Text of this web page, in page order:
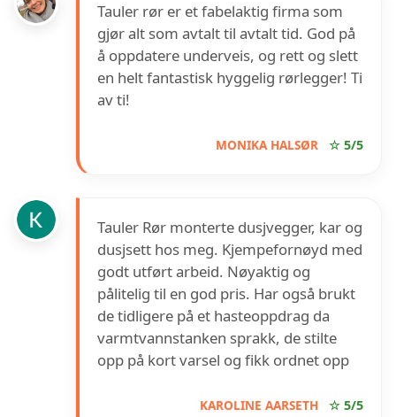
Tauler rør er et fabelaktig firma som
gjør alt som avtalt til avtalt tid. God på
å oppdatere underveis, og rett og slett
en helt fantastisk hyggelig rørlegger! Ti
av ti!
MONIKA HALSØR ☆ 5/5
Tauler Rør monterte dusjvegger, kar og
dusjsett hos meg. Kjempefornøyd med
godt utført arbeid. Nøyaktig og
pålitelig til en god pris. Har også brukt
de tidligere på et hasteoppdrag da
varmtvannstanken sprakk, de stilte
opp på kort varsel og fikk ordnet opp
KAROLINE AARSETH ☆ 5/5